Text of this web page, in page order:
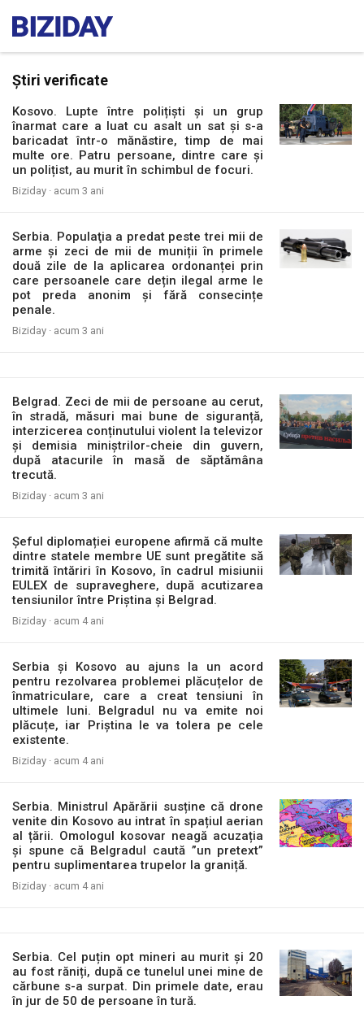
Știri verificate
Kosovo. Lupte între polițiști și un grup
înarmat care a luat cu asalt un sat și s-a
baricadat într-o mănăstire, timp de mai
multe ore. Patru persoane, dintre care și
un polițist, au murit în schimbul de focuri.
Biziday · acum 3 ani
Serbia. Populaţia a predat peste trei mii de
arme și zeci de mii de muniții în primele
două zile de la aplicarea ordonanței prin
care persoanele care dețin ilegal arme le
pot preda anonim și fără consecințe
penale.
Biziday · acum 3 ani
Belgrad. Zeci de mii de persoane au cerut,
în stradă, măsuri mai bune de siguranță,
interzicerea conținutului violent la televizor
și demisia miniștrilor-cheie din guvern,
după atacurile în masă de săptămâna
trecută.
Biziday · acum 3 ani
Șeful diplomației europene afirmă că multe
dintre statele membre UE sunt pregătite să
trimită întăriri în Kosovo, în cadrul misiunii
EULEX de supraveghere, după acutizarea
tensiunilor între Priștina și Belgrad.
Biziday · acum 4 ani
Serbia și Kosovo au ajuns la un acord
pentru rezolvarea problemei plăcuțelor de
înmatriculare, care a creat tensiuni în
ultimele luni. Belgradul nu va emite noi
plăcuțe, iar Priștina le va tolera pe cele
existente.
Biziday · acum 4 ani
Serbia. Ministrul Apărării susține că drone
venite din Kosovo au intrat în spațiul aerian
al țării. Omologul kosovar neagă acuzația
și spune că Belgradul caută ”un pretext”
pentru suplimentarea trupelor la graniță.
Biziday · acum 4 ani
Serbia. Cel puțin opt mineri au murit și 20
au fost răniți, după ce tunelul unei mine de
cărbune s-a surpat. Din primele date, erau
în jur de 50 de persoane în tură.